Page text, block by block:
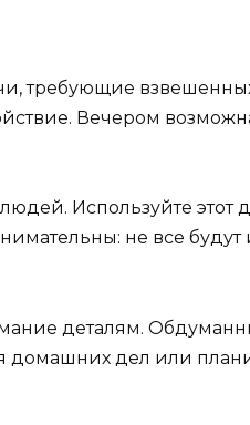
требующие
Вечером
Используйте
не все
деталям.
домашних дел или